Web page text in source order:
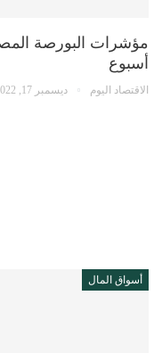
أسبوع
الاقتصاد اليوم ديسمبر 17, 2022
أسواق المال